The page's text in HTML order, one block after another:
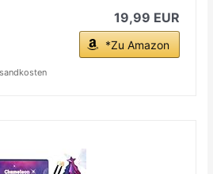
19,99 EUR
*Zu Amazon